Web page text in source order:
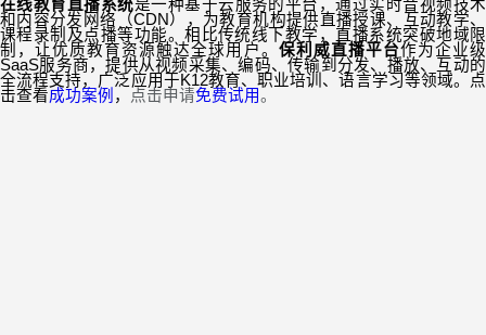
在线教育直播系统是一种基于云服务的平台，通过实时音视频技术
和内容分发网络（CDN ），为教育机构提供直播授课、互动教学、
课程录制及点播等功能。相比传统线下教学，直播系统突破地域限
制，让优质教育资源触达全球用户。 保利威直播平台作为企业级
SaaS服务商，提供从视频采集、编码、传输到分发、播放、互动的
全流程支持，广泛应用于K12教育、职业培训、语言学习等领域。
点
击查看成功案例 ， 点击申请免费试用。